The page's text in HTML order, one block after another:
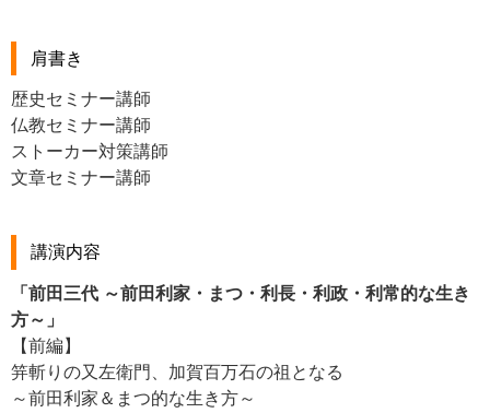
肩書き
歴史セミナー講師
仏教セミナー講師
ストーカー対策講師
文章セミナー講師
講演内容
「前田三代 ～前田利家・まつ・利長・利政・利常的な生き
方～」
【前編】
笄斬りの又左衛門、加賀百万石の祖となる
～前田利家＆まつ的な生き方～